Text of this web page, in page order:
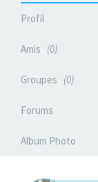
Profil
Amis 0
Groupes 0
Forums
Album Photo